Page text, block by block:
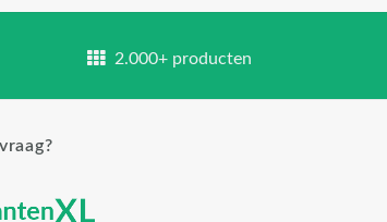
2.000+ producten